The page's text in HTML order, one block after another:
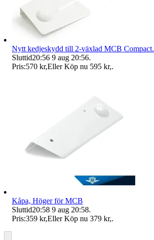
Nytt kedjeskydd till 2-växlad MCB Compact.
Sluttid20:56 9 aug 20:56.
Pris:570 kr,Eller Köp nu 595 kr,.
Kåpa, Höger för MCB
Sluttid20:58 9 aug 20:58.
Pris:359 kr,Eller Köp nu 379 kr,.